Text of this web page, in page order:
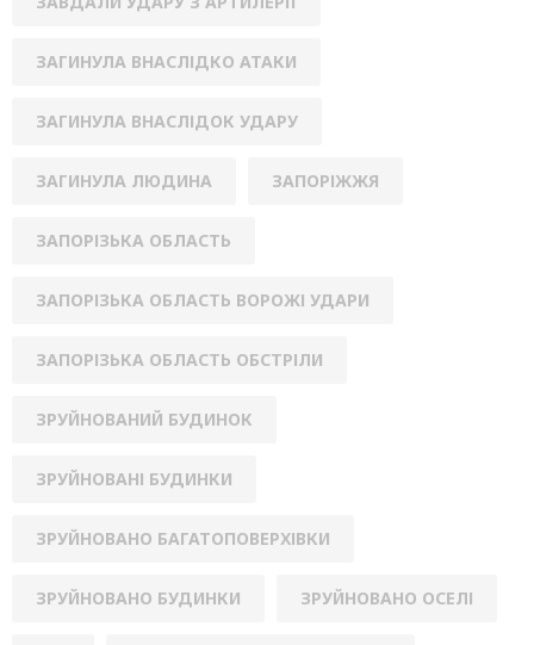
ЗАГИНУЛА ВНАСЛІДКО АТАКИ
ЗАГИНУЛА ВНАСЛІДОК УДАРУ
ЗАГИНУЛА ЛЮДИНА ЗАПОРІЖЖЯ
ЗАПОРІЗЬКА ОБЛАСТЬ
ЗАПОРІЗЬКА ОБЛАСТЬ ВОРОЖІ УДАРИ
ЗАПОРІЗЬКА ОБЛАСТЬ ОБСТРІЛИ
ЗРУЙНОВАНИЙ БУДИНОК
ЗРУЙНОВАНІ БУДИНКИ
ЗРУЙНОВАНО БАГАТОПОВЕРХІВКИ
ЗРУЙНОВАНО БУДИНКИ ЗРУЙНОВАНО ОСЕЛІ